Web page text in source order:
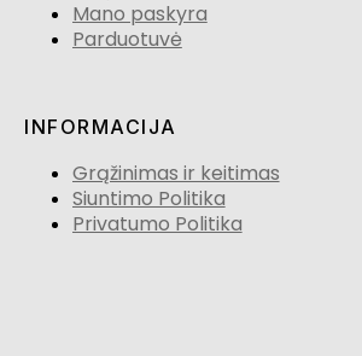
Mano paskyra
Parduotuvė
INFORMACIJA
Grąžinimas ir keitimas
Siuntimo Politika
Privatumo Politika